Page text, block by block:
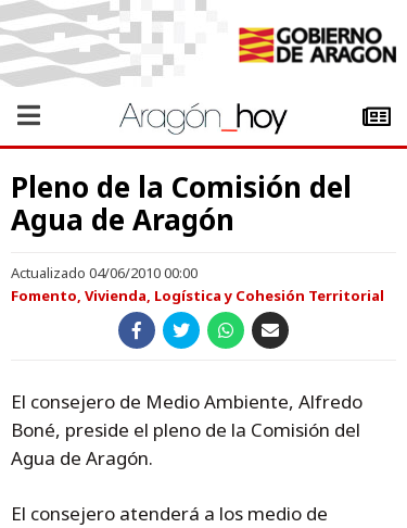
Pleno de la Comisión del
Agua de Aragón
Actualizado 04/06/2010 00:00
Fomento, Vivienda, Logística y Cohesión Territorial
El consejero de Medio Ambiente, Alfredo
Boné, preside el pleno de la Comisión del
Agua de Aragón.
El consejero atenderá a los medio de